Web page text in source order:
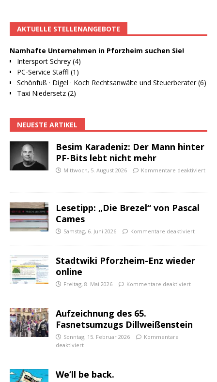
AKTUELLE STELLENANGEBOTE
Namhafte Unternehmen in Pforzheim suchen Sie!
Intersport Schrey (4)
PC-Service Staffl (1)
Schönfuß · Digel · Koch Rechtsanwälte und Steuerberater (6)
Taxi Niedersetz (2)
NEUESTE ARTIKEL
Besim Karadeniz: Der Mann hinter
PF-Bits lebt nicht mehr
Mittwoch, 5. August 2026 Kommentare deaktiviert
Lesetipp: „Die Brezel“ von Pascal
Cames
Samstag, 6. Juni 2026 Kommentare deaktiviert
Stadtwiki Pforzheim-Enz wieder
online
Freitag, 8. Mai 2026 Kommentare deaktiviert
Aufzeichnung des 65.
Fasnetsumzugs Dillweißenstein
Sonntag, 15. Februar 2026
Kommentare
deaktiviert
We’ll be back.